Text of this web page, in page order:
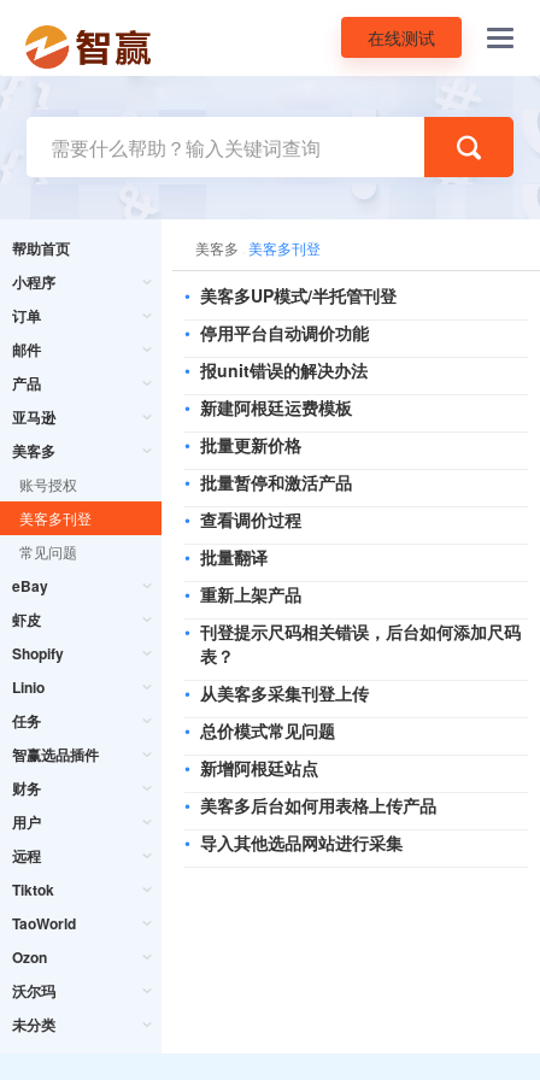
在线测试
帮助首页
小程序
订单
邮件
产品
亚马逊
美客多
账号授权
美客多刊登
常见问题
eBay
虾皮
Shopify
Linio
任务
智赢选品插件
财务
用户
远程
Tiktok
TaoWorld
Ozon
沃尔玛
未分类
美客多 美客多刊登
• 美客多UP模式/半托管刊登
• 停用平台自动调价功能
• 报unit错误的解决办法
• 新建阿根廷运费模板
• 批量更新价格
• 批量暂停和激活产品
• 查看调价过程
• 批量翻译
• 重新上架产品
• 刊登提示尺码相关错误，后台如何添加尺码
表？
• 从美客多采集刊登上传
• 总价模式常见问题
• 新增阿根廷站点
• 美客多后台如何用表格上传产品
• 导入其他选品网站进行采集